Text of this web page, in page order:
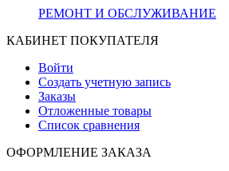
РЕМОНТ И ОБСЛУЖИВАНИЕ
КАБИНЕТ ПОКУПАТЕЛЯ
Войти
Создать учетную запись
Заказы
Отложенные товары
Список сравнения
ОФОРМЛЕНИЕ ЗАКАЗА